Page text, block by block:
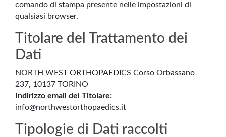
comando di stampa presente nelle impostazioni di
qualsiasi browser.
Titolare del Trattamento dei
Dati
NORTH WEST ORTHOPAEDICS Corso Orbassano
237, 10137 TORINO
Indirizzo email del Titolare:
info@northwestorthopaedics.it
Tipologie di Dati raccolti